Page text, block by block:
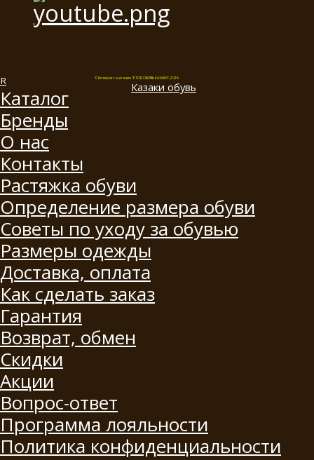
© Интернет-магазин "ETOR ОБУВЬ КАЗАКИ", 2026.
Казаки обувь
Каталог
Бренды
О нас
Контакты
Растяжка обуви
Определение размера обуви
Советы по уходу за обувью
Размеры одежды
Доставка, оплата
Как сделать заказ
Гарантия
Возврат, обмен
Скидки
Акции
Вопрос-ответ
Программа лояльности
Политика конфиденциальности